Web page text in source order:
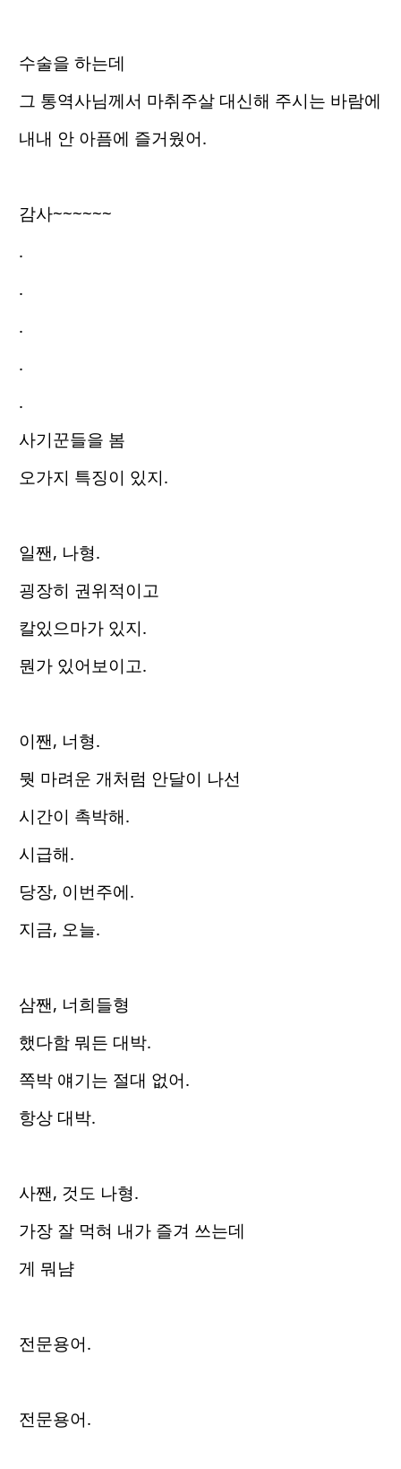
수술을 하는데
그 통역사님께서 마취주살 대신해 주시는 바람에
내내 안 아픔에 즐거웠어.
감사~~~~~~
.
.
.
.
.
사기꾼들을 봄
오가지 특징이 있지.
일짼, 나형.
굉장히 권위적이고
칼있으마가 있지.
뭔가 있어보이고.
이짼, 너형.
뭣 마려운 개처럼 안달이 나선
시간이 촉박해.
시급해.
당장, 이번주에.
지금, 오늘.
삼짼, 너희들형
했다함 뭐든 대박.
쪽박 얘기는 절대 없어.
항상 대박.
사짼, 것도 나형.
가장 잘 먹혀 내가 즐겨 쓰는데
게 뭐냠
전문용어.
전문용어.